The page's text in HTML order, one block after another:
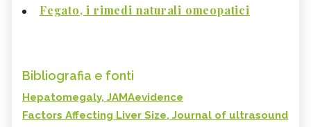
Fegato, i rimedi naturali omeopatici
Bibliografia e fonti
Hepatomegaly, JAMAevidence
Factors Affecting Liver Size, Journal of ultrasound